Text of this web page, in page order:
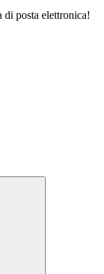
di posta elettronica!